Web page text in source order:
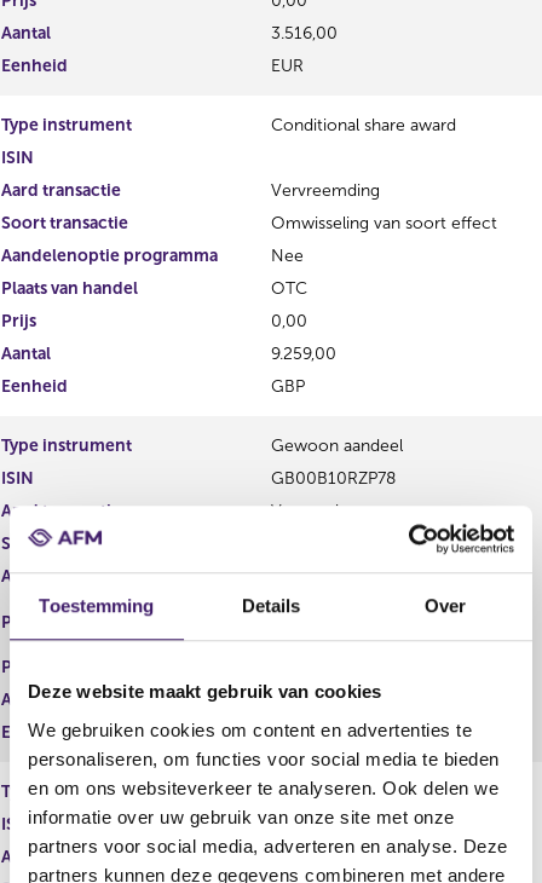
Toestemming Details Over
Deze website maakt gebruik van cookies
We gebruiken cookies om content en advertenties te
personaliseren, om functies voor social media te bieden
en om ons websiteverkeer te analyseren. Ook delen we
informatie over uw gebruik van onze site met onze
partners voor social media, adverteren en analyse. Deze
partners kunnen deze gegevens combineren met andere
u
l
a
Aantal
3.516,00
Eenheid
EUR
Type instrument
Conditional share award
ISIN
Aard transactie
Vervreemding
Soort transactie
Omwisseling van soort effect
Aandelenoptie programma
Nee
Plaats van handel
OTC
Prijs
0,00
Aantal
9.259,00
Eenheid
GBP
Type instrument
Gewoon aandeel
ISIN
GB00B10RZP78
Aard transactie
Verwerving
Soort transactie
Aandelenoptie programma
Nee
Plaats van handel
EURONEXT - EURONEXT
Prijs
Aantal
3.516,00
Eenheid
EUR
Type instrument
Gewoon aandeel
ISIN
GB00B10RZP78
Aard transactie
Verwerving